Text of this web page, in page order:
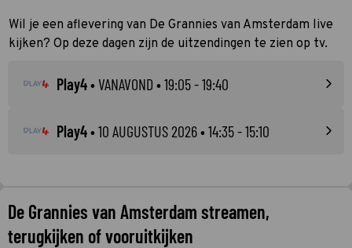
Wil je een aflevering van De Grannies van Amsterdam live
kijken? Op deze dagen zijn de uitzendingen te zien op tv.
Play4•VANAVOND • 19:05 - 19:40
Play4•10 AUGUSTUS 2026• 14:35 - 15:10
De Grannies van Amsterdam streamen,
terugkijken of vooruitkijken